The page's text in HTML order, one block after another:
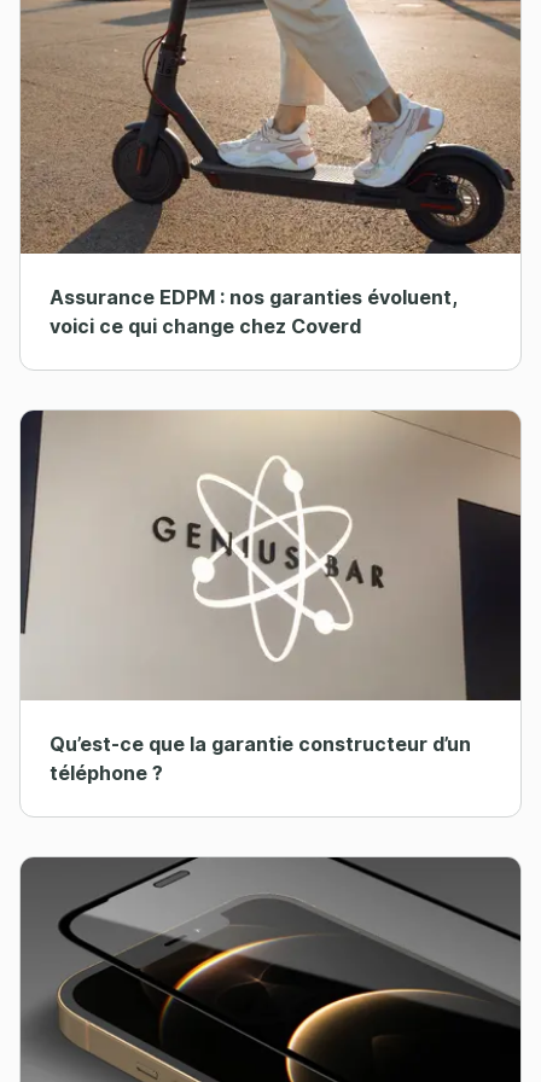
Assurance EDPM : nos garanties évoluent,
voici ce qui change chez Coverd
Qu’est-ce que la garantie constructeur d’un
téléphone ?